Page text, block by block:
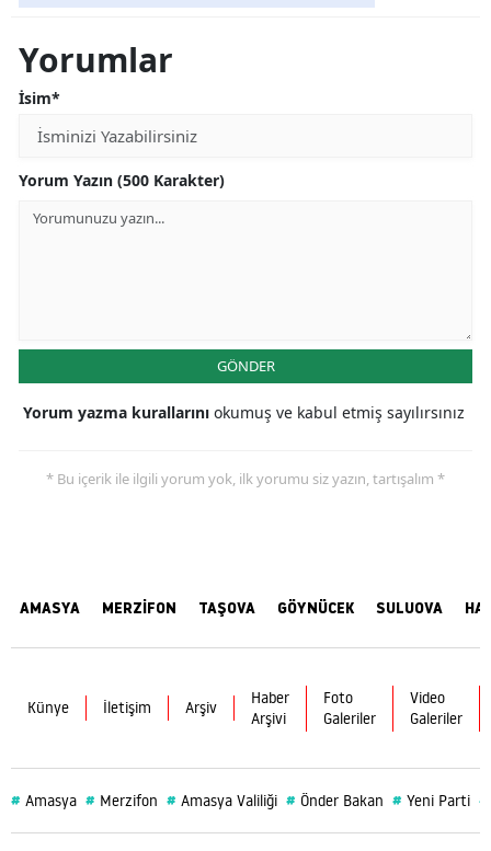
Yorumlar
İsim*
Yorum Yazın (500 Karakter)
GÖNDER
Yorum yazma kurallarını okumuş ve kabul etmiş sayılırsınız
* Bu içerik ile ilgili yorum yok, ilk yorumu siz yazın, tartışalım *
AMASYA MERZİFON TAŞOVA GÖYNÜCEK SULUOVA
Künye İletişim Arşiv
Haber
Arşivi
Foto
Galeriler
Video
Galeriler
# Amasya # Merzifon # Amasya Valiliği # Önder Bakan # Yeni Parti #